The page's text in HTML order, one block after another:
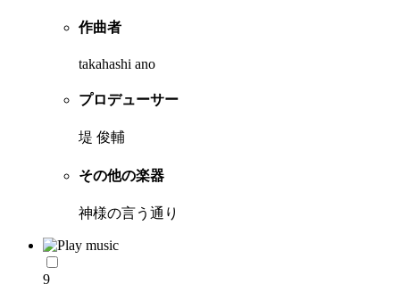
作曲者
takahashi ano
プロデューサー
堤 俊輔
その他の楽器
神様の言う通り
9